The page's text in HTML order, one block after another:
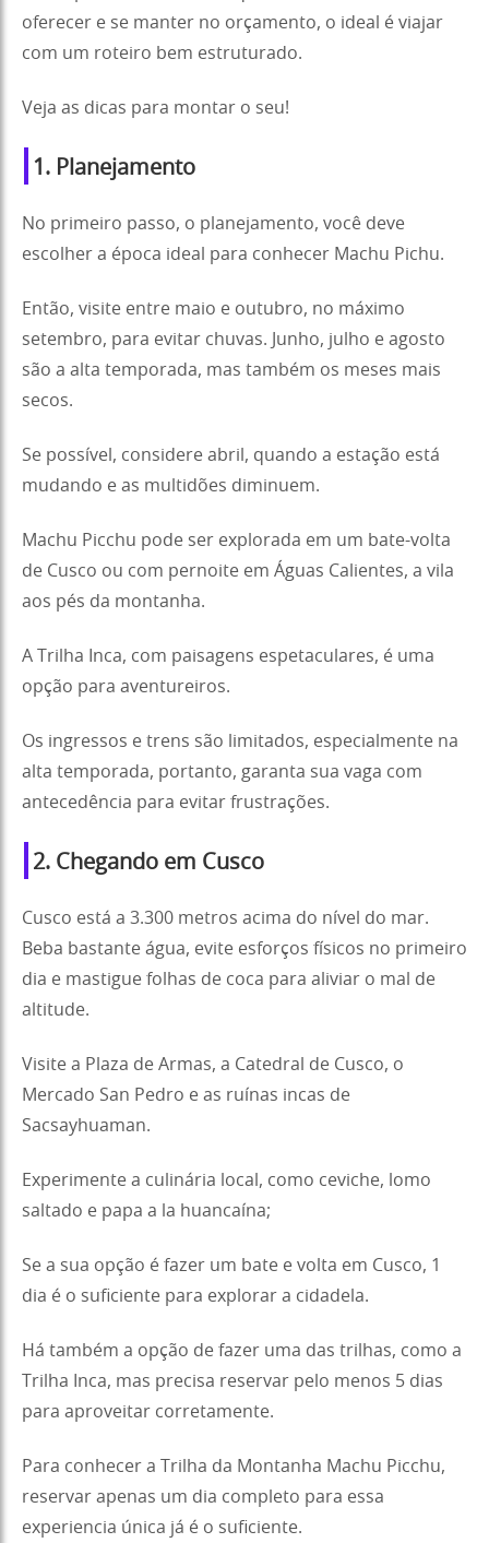
oferecer e se manter no orçamento, o ideal é viajar
com um roteiro bem estruturado.
Veja as dicas para montar o seu!
1. Planejamento
No primeiro passo, o planejamento, você deve
escolher a época ideal para conhecer Machu Pichu.
Então, visite entre maio e outubro, no máximo
setembro, para evitar chuvas. Junho, julho e agosto
são a alta temporada, mas também os meses mais
secos.
Se possível, considere abril, quando a estação está
mudando e as multidões diminuem.
Machu Picchu pode ser explorada em um bate-volta
de Cusco ou com pernoite em Águas Calientes, a vila
aos pés da montanha.
A Trilha Inca, com paisagens espetaculares, é uma
opção para aventureiros.
Os ingressos e trens são limitados, especialmente na
alta temporada, portanto, garanta sua vaga com
antecedência para evitar frustrações.
2. Chegando em Cusco
Cusco está a 3.300 metros acima do nível do mar.
Beba bastante água, evite esforços físicos no primeiro
dia e mastigue folhas de coca para aliviar o mal de
altitude.
Visite a Plaza de Armas, a Catedral de Cusco, o
Mercado San Pedro e as ruínas incas de
Sacsayhuaman.
Experimente a culinária local, como ceviche, lomo
saltado e papa a la huancaína;
Se a sua opção é fazer um bate e volta em Cusco, 1
dia é o suficiente para explorar a cidadela.
Há também a opção de fazer uma das trilhas, como a
Trilha Inca, mas precisa reservar pelo menos 5 dias
para aproveitar corretamente.
Para conhecer a Trilha da Montanha Machu Picchu,
reservar apenas um dia completo para essa
experiencia única já é o suficiente.